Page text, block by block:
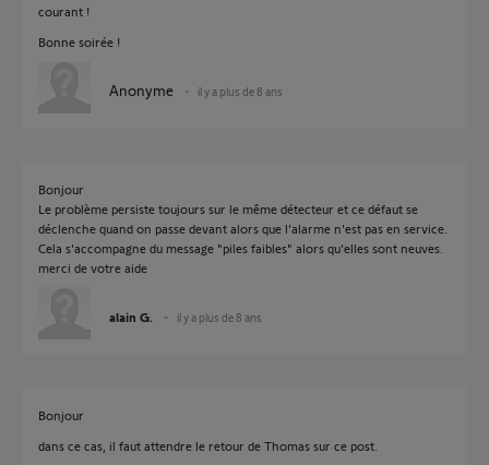
courant !
Bonne soirée !
Anonyme il y a plus de 8 ans
Bonjour
Le problème persiste toujours sur le même détecteur et ce défaut se
déclenche quand on passe devant alors que l'alarme n'est pas en service.
Cela s'accompagne du message "piles faibles" alors qu'elles sont neuves.
merci de votre aide
alain G. il y a plus de 8 ans
Bonjour
dans ce cas, il faut attendre le retour de Thomas sur ce post.